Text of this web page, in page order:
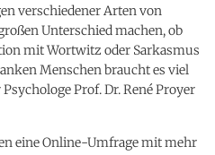
verschiedener Arten von
Unterschied machen, ob
mit Wortwitz oder Sarkasmus
Menschen braucht es viel
Prof. Dr. René Proyer
eine Online-Umfrage mit mehr